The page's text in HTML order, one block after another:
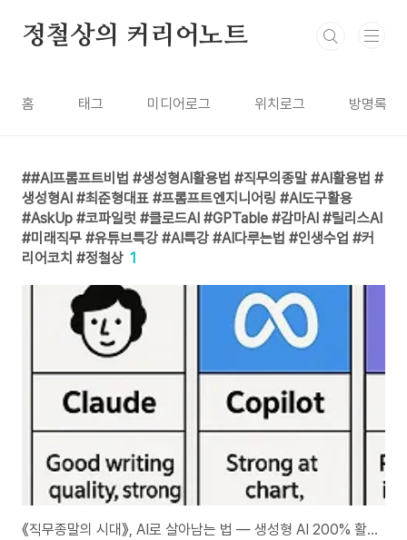
정철상의 커리어노트
홈 태그 미디어로그 위치로그 방명록
#AI프롬프트비법 #생성형AI활용법 #직무의종말 #AI활용법 #
생성형AI #최준형대표 #프롬프트엔지니어링 #AI도구활용
#AskUp #코파일럿 #클로드AI #GPTable #감마AI #릴리스AI
#미래직무 #유튜브특강 #AI특강 #AI다루는법 #인생수업 #커
리어코치 #정철상 1
《직무종말의 시대》, AI로 살아남는 법 — 생성형 AI 200% 활용 전략